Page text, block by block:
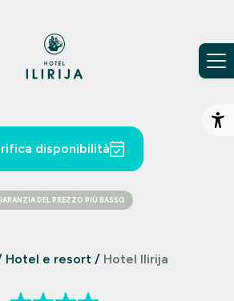
disponibilità
DEL PREZZO PIÙ BASSO
Hotel e resort / Hotel Ilirija